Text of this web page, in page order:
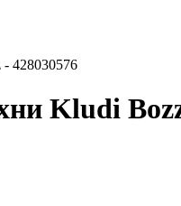
428030576
Kludi